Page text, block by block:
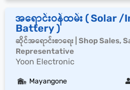
အရောင်းဝန်ထမ်း ( Solar
Battery )
ဆိုင်အရောင်းစာရေး | Shop Sales,
Representative
Yoon Electronic
Mayangone